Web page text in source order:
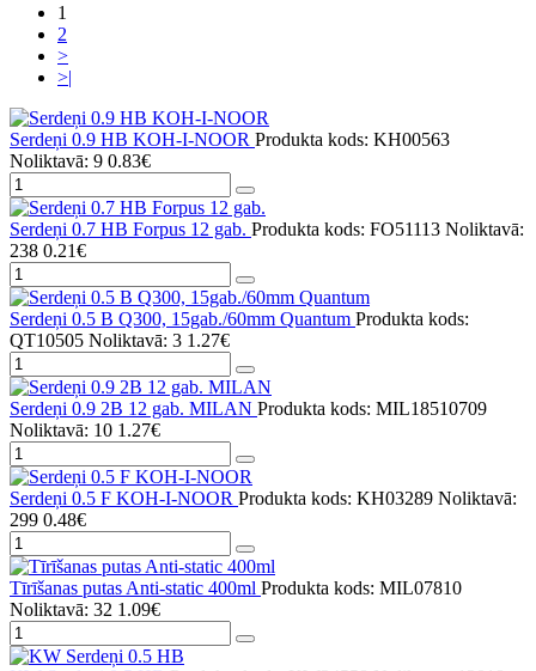
1
2
>
>|
Serdeņi 0.9 HB KOH-I-NOOR Produkta kods: KH00563
Noliktavā: 9 0.83€
Serdeņi 0.7 HB Forpus 12 gab. Produkta kods: FO51113 Noliktavā:
238 0.21€
Serdeņi 0.5 B Q300, 15gab./60mm Quantum Produkta kods:
QT10505 Noliktavā: 3 1.27€
Serdeņi 0.9 2B 12 gab. MILAN Produkta kods: MIL18510709
Noliktavā: 10 1.27€
Serdeņi 0.5 F KOH-I-NOOR Produkta kods: KH03289 Noliktavā:
299 0.48€
Tīrīšanas putas Anti-static 400ml Produkta kods: MIL07810
Noliktavā: 32 1.09€